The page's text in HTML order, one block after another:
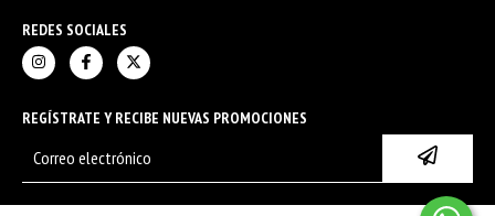
REDES SOCIALES
REGÍSTRATE Y RECIBE NUEVAS PROMOCIONES